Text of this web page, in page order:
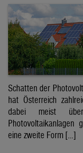
Schatten der
hat Österreich
dabei meist
Photovoltaikanlagen
eine zweite Form […]